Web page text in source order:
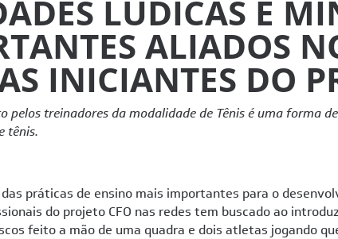
LÚDICAS E
ALIADOS
INICIANTES DO
pelos treinadores da modalidade de Tênis é uma forma
tênis.
das práticas de ensino mais importantes para o
do projeto CFO nas redes tem buscado ao
feito a mão de uma quadra e dois atletas jogando